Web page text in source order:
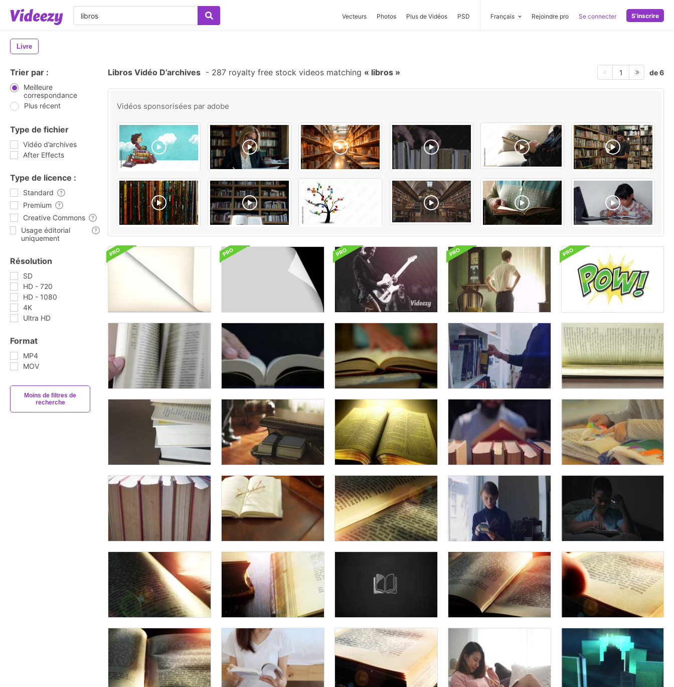
Vecteurs Photos Plus de Vidéos PSD Français Rejoindre pro Se connecter S'inscrire
Livre
Trier par :
Meilleure
correspondance
Plus récent
Type de fichier
Vidéo d’archives
After Effects
Type de licence :
Standard
Premium
Creative Commons
Usage éditorial
uniquement
Résolution
SD
HD - 720
HD - 1080
4K
Ultra HD
Format
MP4
MOV
Moins de filtres de
recherche
Libros Vidéo D’archives - 287 royalty free stock videos matching libros 1 de 6
Vidéos sponsorisées par adobe